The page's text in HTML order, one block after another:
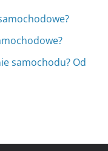
samochodu? Od